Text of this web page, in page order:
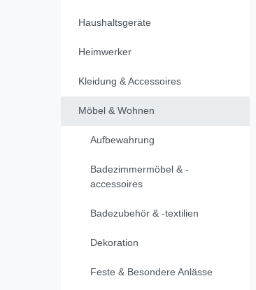
Haushaltsgeräte
Heimwerker
Kleidung & Accessoires
Möbel & Wohnen
Aufbewahrung
Badezimmermöbel & -
accessoires
Badezubehör & -textilien
Dekoration
Feste & Besondere Anlässe